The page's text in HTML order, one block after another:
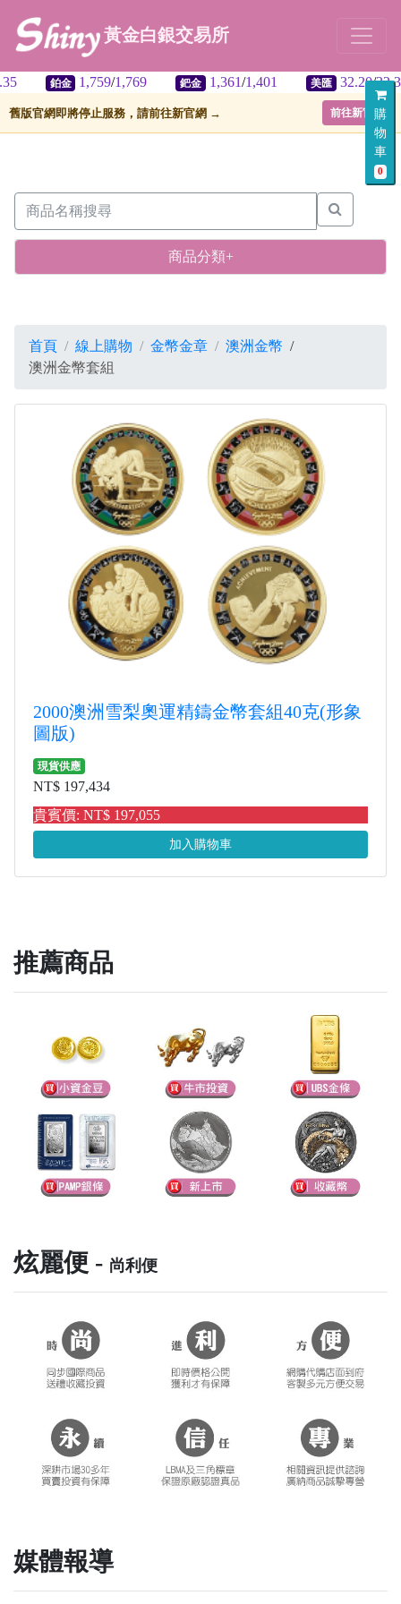
購
物
車
0
黃金白銀交易所
鉑金 1,759/1,769 鈀金 1,361/1,401 美匯 32.20/32.30
舊版官網即將停止服務，請前往新官網 → 前往新官網
商品分類+
首頁 線上購物 金幣金章 澳洲金幣 /
澳洲金幣套組
2000澳洲雪梨奧運精鑄金幣套組40克(形象
圖版)
現貨供應
NT$ 197,434
貴賓價: NT$ 197,055
加入購物車
推薦商品
炫麗便 - 尚利便
媒體報導